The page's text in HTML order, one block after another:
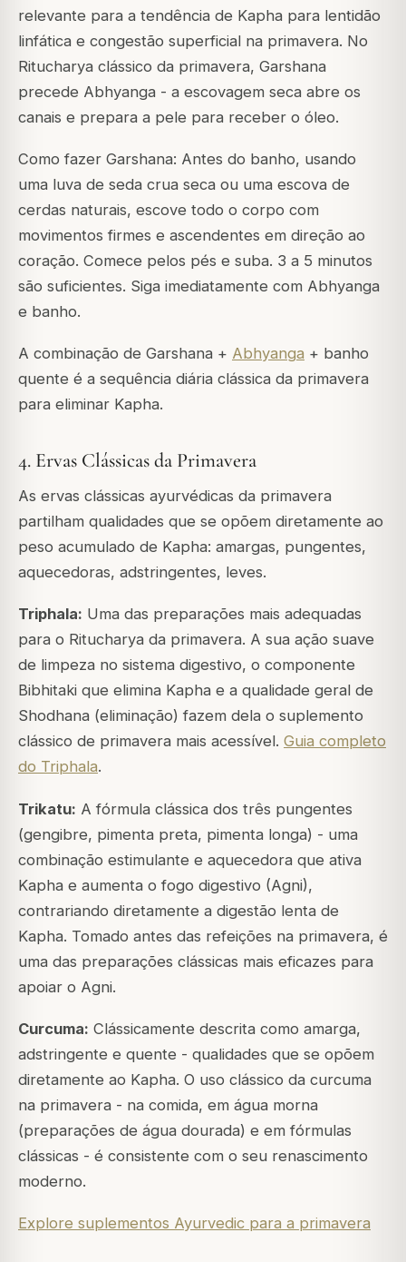
relevante para a tendência de Kapha para lentidão
linfática e congestão superficial na primavera. No
Ritucharya clássico da primavera, Garshana
precede Abhyanga - a escovagem seca abre os
canais e prepara a pele para receber o óleo.
Como fazer Garshana: Antes do banho, usando
uma luva de seda crua seca ou uma escova de
cerdas naturais, escove todo o corpo com
movimentos firmes e ascendentes em direção ao
coração. Comece pelos pés e suba. 3 a 5 minutos
são suficientes. Siga imediatamente com Abhyanga
e banho.
A combinação de Garshana + Abhyanga + banho
quente é a sequência diária clássica da primavera
para eliminar Kapha.
4. Ervas Clássicas da Primavera
As ervas clássicas ayurvédicas da primavera
partilham qualidades que se opõem diretamente ao
peso acumulado de Kapha: amargas, pungentes,
aquecedoras, adstringentes, leves.
Triphala: Uma das preparações mais adequadas
para o Ritucharya da primavera. A sua ação suave
de limpeza no sistema digestivo, o componente
Bibhitaki que elimina Kapha e a qualidade geral de
Shodhana (eliminação) fazem dela o suplemento
clássico de primavera mais acessível. Guia completo
do Triphala.
Trikatu: A fórmula clássica dos três pungentes
(gengibre, pimenta preta, pimenta longa) - uma
combinação estimulante e aquecedora que ativa
Kapha e aumenta o fogo digestivo (Agni),
contrariando diretamente a digestão lenta de
Kapha. Tomado antes das refeições na primavera, é
uma das preparações clássicas mais eficazes para
apoiar o Agni.
Curcuma: Clássicamente descrita como amarga,
adstringente e quente - qualidades que se opõem
diretamente ao Kapha. O uso clássico da curcuma
na primavera - na comida, em água morna
(preparações de água dourada) e em fórmulas
clássicas - é consistente com o seu renascimento
moderno.
Explore suplementos Ayurvedic para a primavera